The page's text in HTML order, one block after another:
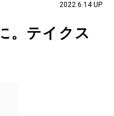
2022.6.14 UP
。テイクス